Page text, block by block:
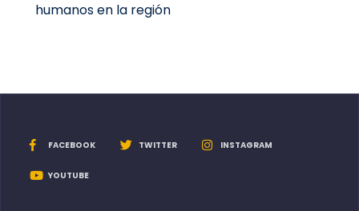
humanos en la región
FACEBOOK TWITTER INSTAGRAM
YOUTUBE